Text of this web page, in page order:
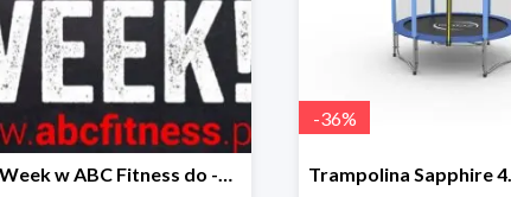
Black Week w ABC Fitness do -50%
-36%